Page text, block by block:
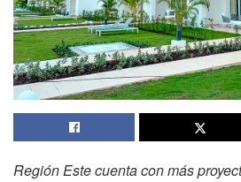
Región Este cuenta con más